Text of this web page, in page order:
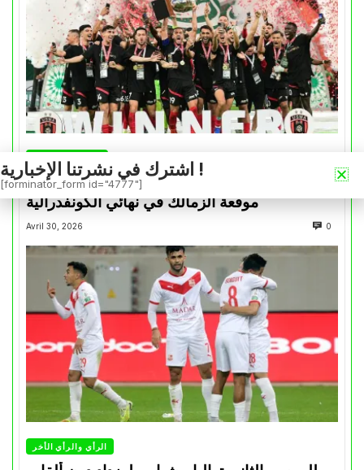
التتويج بالكأس.. دفعة معنوية لإتحاد العاصمة قبل
موقعة الزمالك في نهائي الكونفدرالية
Avril 30, 2026 0
الرأي والرأي الأخر
اشترك في نشرتنا الإخبارية !
[forminator_form id="4777"]